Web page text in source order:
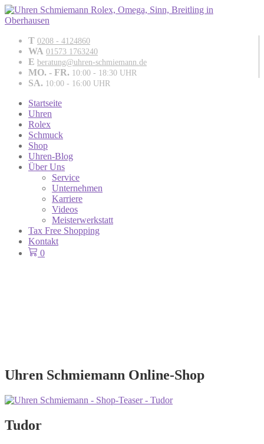
T 0208 - 4124860
WA 01573 1763240
E beratung@uhren-schmiemann.de
MO. - FR. 10:00 - 18:30 UHR
SA. 10:00 - 16:00 UHR
Startseite
Uhren
Rolex
Schmuck
Shop
Uhren-Blog
Über Uns
Service
Unternehmen
Karriere
Videos
Meisterwerkstatt
Tax Free Shopping
Kontakt
0
Uhren Schmiemann Online-Shop
Tudor